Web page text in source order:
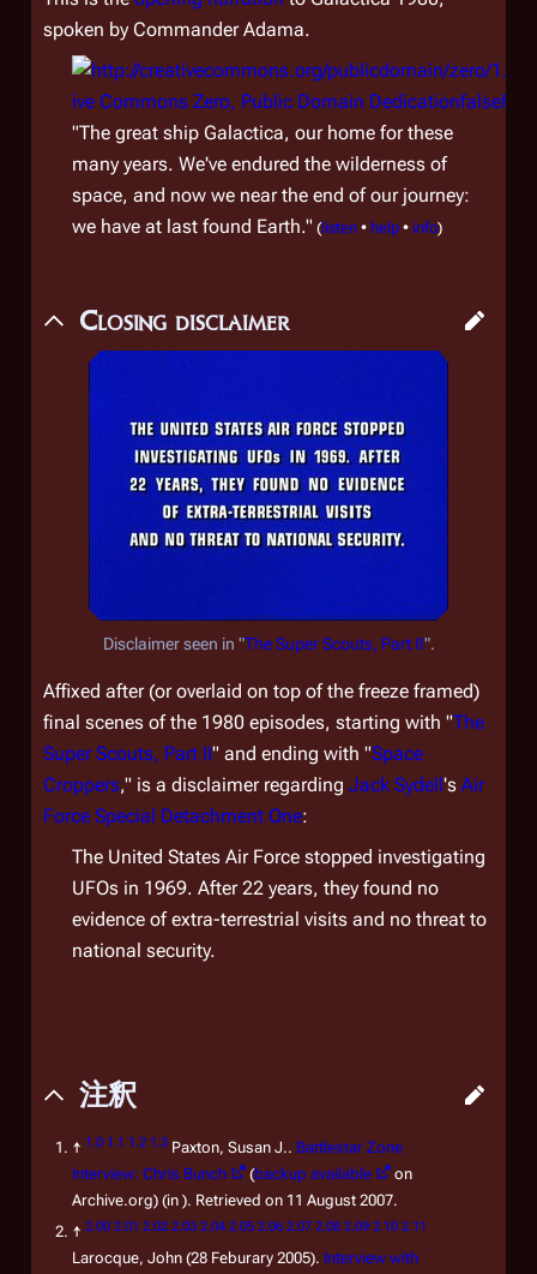
spoken by Commander Adama.
"The great ship Galactica, our home for these
many years. We've endured the wilderness of
space, and now we near the end of our journey:
we have at last found Earth." (listen • help • info)
Closing disclaimer
Disclaimer seen in "The Super Scouts, Part II".
Affixed after (or overlaid on top of the freeze framed)
final scenes of the 1980 episodes, starting with "The
Super Scouts, Part II" and ending with "Space
Croppers," is a disclaimer regarding Jack Sydell's Air
Force Special Detachment One:
The United States Air Force stopped investigating
UFOs in 1969. After 22 years, they found no
evidence of extra-terrestrial visits and no threat to
national security.
注釈
↑ 1.0 1.1 1.2 1.3 Paxton, Susan J.. Battlestar Zone
Interview: Chris Bunch
(backup available
on
Archive.org) (in ). Retrieved on 11 August 2007.
↑ 2.00 2.01 2.02 2.03 2.04 2.05 2.06 2.07 2.08 2.09 2.10 2.11
Larocque, John (28 Feburary 2005). Interview with